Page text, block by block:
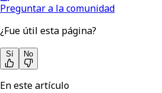
Preguntar a la comunidad
¿Fue útil esta página?
Sí No
En este artículo